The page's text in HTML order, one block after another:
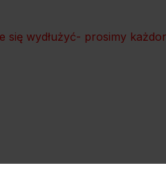
się wydłużyć- prosimy